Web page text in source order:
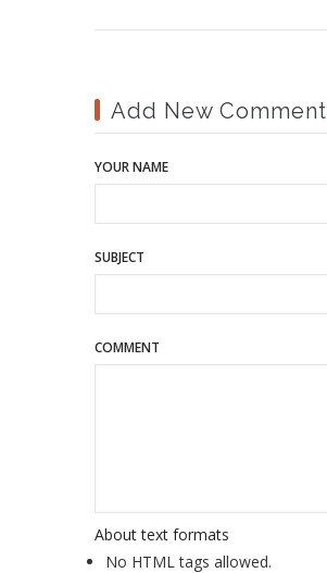
Add New Comment
YOUR NAME
SUBJECT
COMMENT
About text formats
No HTML tags allowed.